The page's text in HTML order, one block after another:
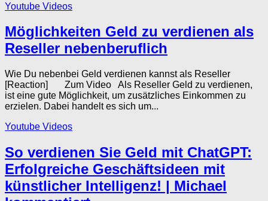
Youtube Videos
Möglichkeiten Geld zu verdienen als
Reseller nebenberuflich
Wie Du nebenbei Geld verdienen kannst als Reseller
[Reaction] Zum Video Als Reseller Geld zu verdienen,
ist eine gute Möglichkeit, um zusätzliches Einkommen zu
erzielen. Dabei handelt es sich um...
Youtube Videos
So verdienen Sie Geld mit ChatGPT:
Erfolgreiche Geschäftsideen mit
künstlicher Intelligenz! | Michael